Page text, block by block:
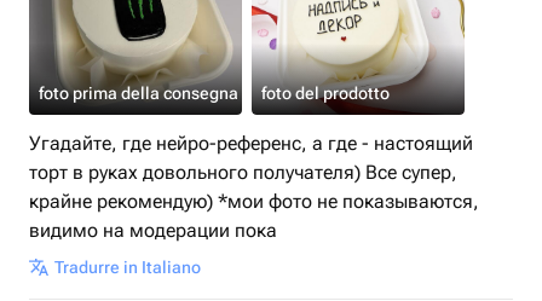
foto prima della consegna foto del prodotto
Угадайте, где нейро-референс, а где - настоящий
торт в руках довольного получателя) Все супер,
крайне рекомендую) *мои фото не показываются,
видимо на модерации пока
Tradurre in Italiano